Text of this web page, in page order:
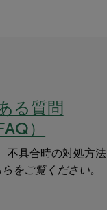
る質問
）
不具合時の対処方法
をご覧ください。